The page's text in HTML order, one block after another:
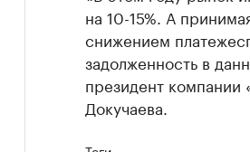
на 10-15%. А
снижением
задолженность в
президент компании
Докучаева.